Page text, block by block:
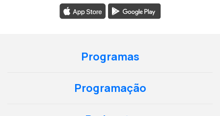
Programas
Programação